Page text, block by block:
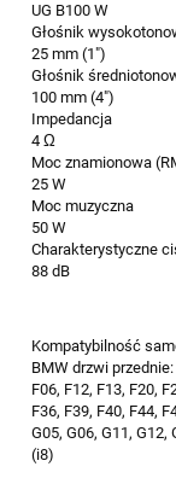
UG B100 W
Głośnik
25 mm (1")
Głośnik
100 mm (4")
Impedancja
4 Ω
Moc znamionowa
25 W
Moc muzyczna
50 W
Charakterystyczne
88 dB
Kompatybilność
BMW drzwi przednie:
F06, F12, F13, F20,
F36, F39, F40, F44,
G05, G06, G11, G12,
(i8)